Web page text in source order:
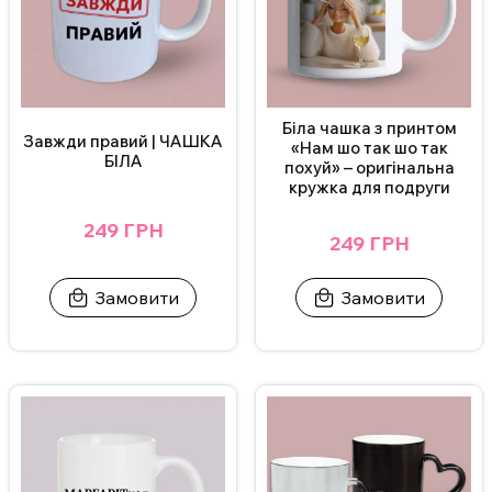
Завжди правий | ЧАШКА
БІЛА
249 ГРН
Замовити
Біла чашка з принтом
«Нам шо так шо так
похуй» – оригінальна
кружка для подруги
249 ГРН
Замовити